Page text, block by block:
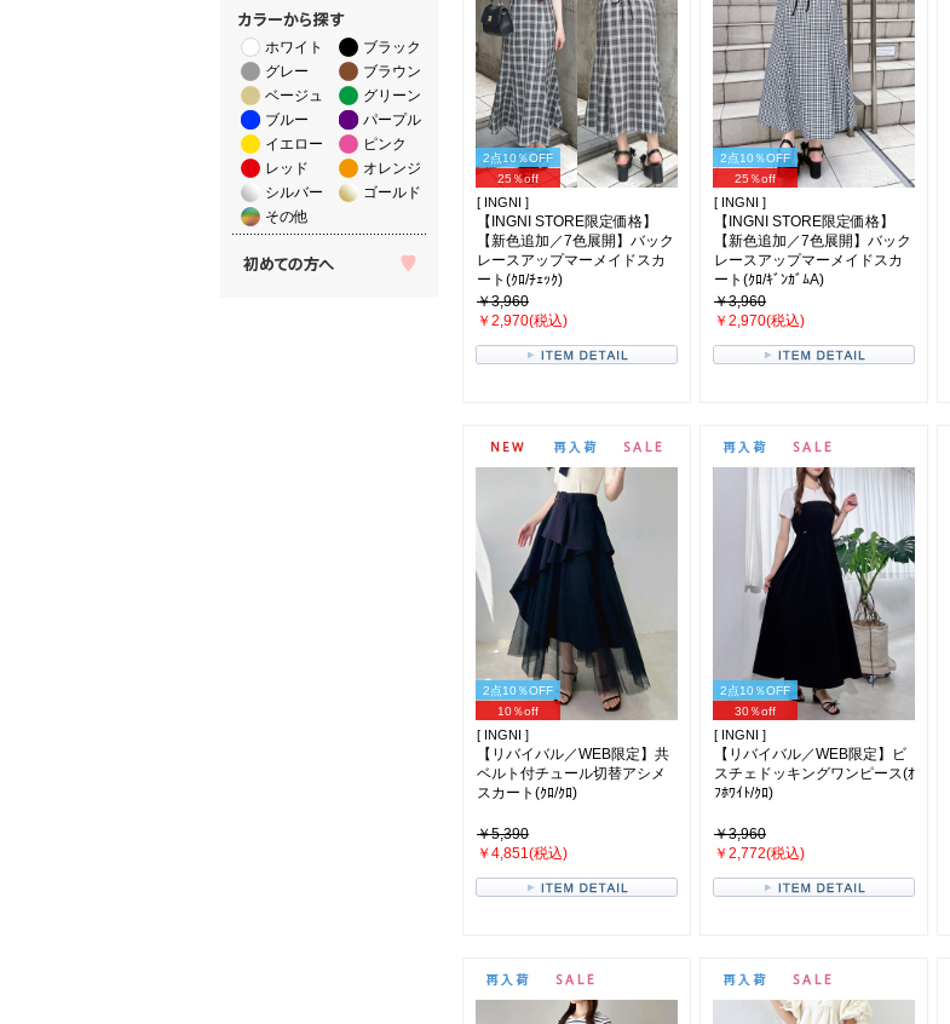
ホワイト
ブラック
グレー
ブラウン
ベージュ
グリーン
ブルー
パープル
イエロー
ピンク
レッド
オレンジ
シルバー
ゴールド
その他
2点10％OFF
25％off
[ INGNI ]
【INGNI STORE限定価格】
【新色追加／7色展開】バック
レースアップマーメイドスカ
ート(ｸﾛ/ﾁｪｯｸ)
￥3,960
￥2,970(税込)
2点10％OFF
25％off
[ INGNI ]
【INGNI STORE限定価格】
【新色追加／7色展開】バック
レースアップマーメイドスカ
ート(ｸﾛ/ｷﾞﾝｶﾞﾑA)
￥3,960
￥2,970(税込)
2点10％OFF
10％off
[ INGNI ]
【リバイバル／WEB限定】共
ベルト付チュール切替アシメ
スカート(ｸﾛ/ｸﾛ)
￥5,390
￥4,851(税込)
2点10％OFF
30％off
[ INGNI ]
【リバイバル／WEB限定】ビ
スチェドッキングワンピース(ｵ
ﾌﾎﾜｲﾄ/ｸﾛ)
￥3,960
￥2,772(税込)